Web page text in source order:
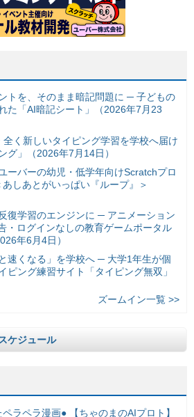
トを、そのまま暗記問題に ─ 子どもの
た「AI暗記シート」（2026年7月23
全く新しいタイピング学習を学校へ届け
グ」（2026年7月14日）
ーバーの幼児・低学年向けScratchプロ
しあとがいっぱい『ループ』＞
復学習のエンジンに ─ アニメーション
・ログインなしの教育ゲームポータル
年6月4日）
速くなる」を学校へ ─ 大学1年生が個
ピング練習サイト「タイピング無双」
ズームイン一覧 >>
ケジュール
ラペラ漫画● 【ちゃのまのAIプロト】